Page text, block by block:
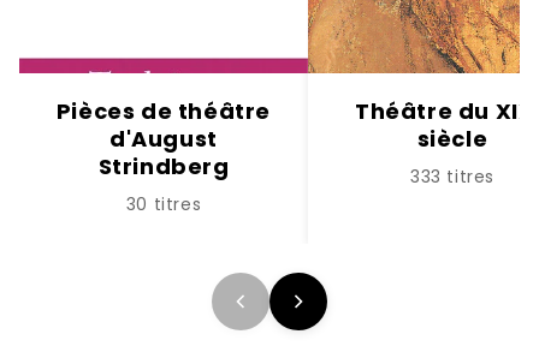
Pièces de théâtre
d'August
Strindberg
30 titres
Théâtre du
siècle
333 titres